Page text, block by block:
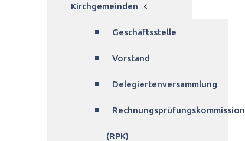
Kirchgemeinden
Geschäftsstelle
Vorstand
Delegiertenversammlung
Rechnungsprüfungskommission
(RPK)